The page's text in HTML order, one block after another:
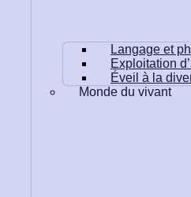
Langage et
Exploitation
Éveil à la
Monde du vivant